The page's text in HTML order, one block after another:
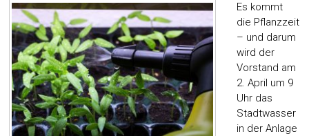
Es kommt
die Pflanzzeit
– und darum
wird der
Vorstand am
2. April um 9
Uhr das
Stadtwasser
in der Anlage